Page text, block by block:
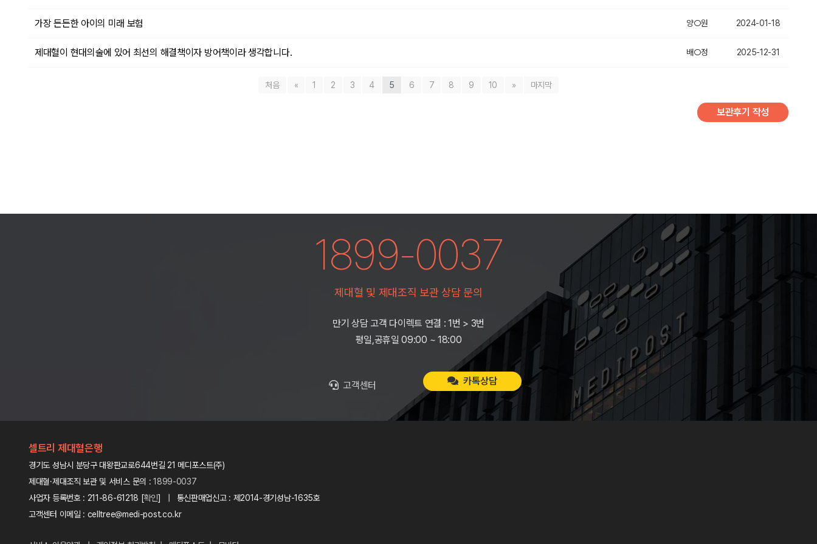
가장 든든한 아이의 미래 보험 양○원 2024-01-18
제대혈이 현대의술에 있어 최선의 해결책이자 방어책이라 생각합니다. 배○정 2025-12-31
처음 « 1 2 3 4 5 6 7 8 9 10 » 마지막
보관후기 작성
1899-0037
제대혈 및 제대조직 보관 상담 문의
만기 상담 고객 다이렉트 연결 : 1번 > 3번
평일,공휴일 09:00 ~ 18:00
고객센터 카톡상담
셀트리 제대혈은행
경기도 성남시 분당구 대왕판교로644번길 21 메디포스트(주)
제대혈·제대조직 보관 및 서비스 문의 :1899-0037
사업자 등록번호 : 211-86-61218 [확인] | 통신판매업신고 : 제2014-경기성남-1635호
고객센터 이메일 : celltree@medi-post.co.kr